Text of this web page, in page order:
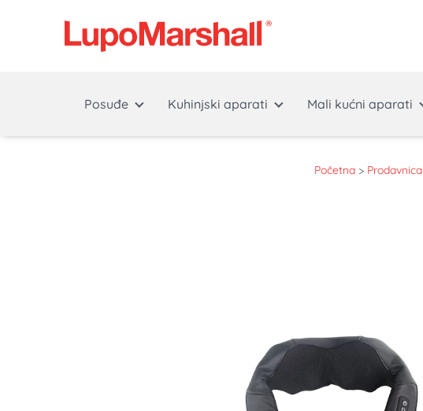
Posuđe Kuhinjski aparati Mali kućni aparati
Početna > Prodavnica